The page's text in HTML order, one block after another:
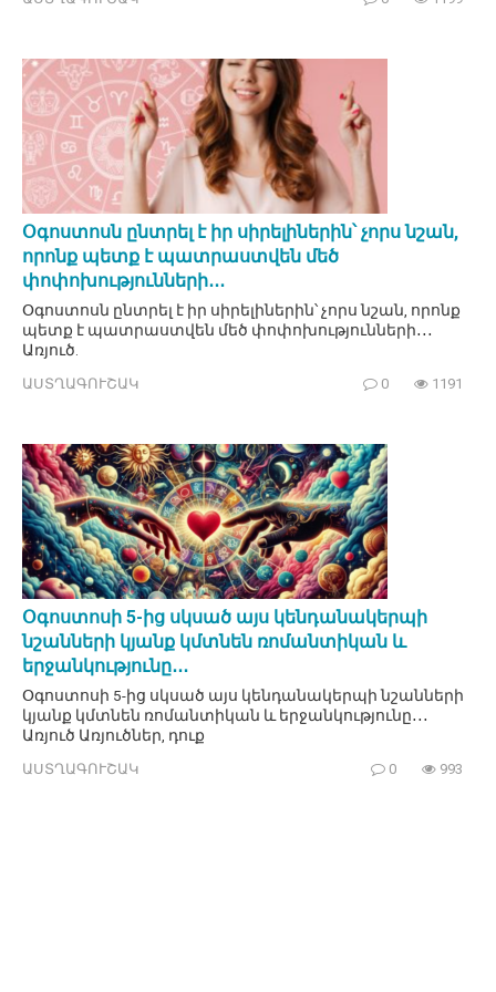
Օգոստոսն ընտրել է իր սիրելիներին՝ չորս նշան,
որոնք պետք է պատրաստվեն մեծ
փոփոխությունների․․․
Օգոստոսն ընտրել է իր սիրելիներին՝ չորս նշան, որոնք
պետք է պատրաստվեն մեծ փոփոխությունների․․․
Առյուծ.
ԱՍՏՂԱԳՈՒՇԱԿ 0 1191
Օգոստոսի 5-ից սկսած այս կենդանակերպի
նշանների կյանք կմտնեն ռոմանտիկան և
երջանկությունը․․․
Օգոստոսի 5-ից սկսած այս կենդանակերպի նշանների
կյանք կմտնեն ռոմանտիկան և երջանկությունը․․․
Առյուծ Առյուծներ, դուք
ԱՍՏՂԱԳՈՒՇԱԿ 0 993